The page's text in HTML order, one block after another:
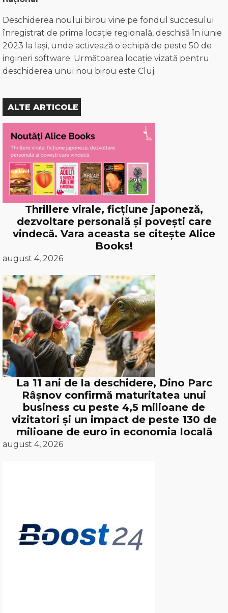
Deschiderea noului birou vine pe fondul succesului
înregistrat de prima locație regională, deschisă în iunie
2023 la Iași, unde activează o echipă de peste 50 de
ingineri software. Următoarea locație vizată pentru
deschiderea unui nou birou este Cluj.
ALTE ARTICOLE
Thrillere virale, ficțiune japoneză,
dezvoltare personală și povești care
vindecă. Vara aceasta se citește Alice
Books!
august 4, 2026
La 11 ani de la deschidere, Dino Parc
Râșnov confirmă maturitatea unui
business cu peste 4,5 milioane de
vizitatori și un impact de peste 130 de
milioane de euro în economia locală
august 4, 2026